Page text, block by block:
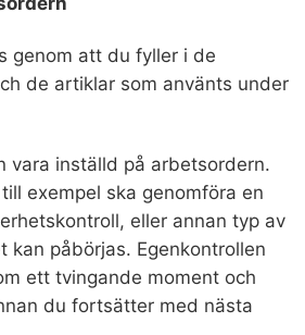
genom att du fyller i de
de artiklar som använts under
vara inställd på arbetsordern.
exempel ska genomföra en
eller annan typ av
kan påbörjas. Egenkontrollen
ett tvingande moment och
du fortsätter med nästa